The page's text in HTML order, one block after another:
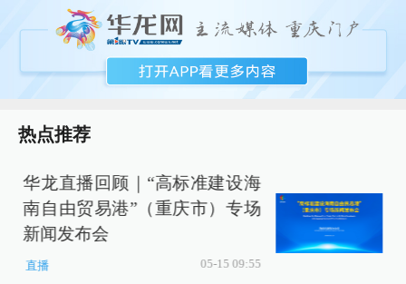
热点推荐
华龙直播回顾｜“高标准建设海
南自由贸易港”（重庆市）专场
新闻发布会
直播 05-15 09:55